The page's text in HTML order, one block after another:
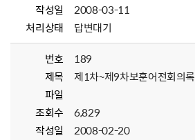
작성일
2008-03-11
처리상태
답변대기
번호
189
제목
제1차~제9차보훈어전회의록
파일
조회수
6,829
작성일
2008-02-20